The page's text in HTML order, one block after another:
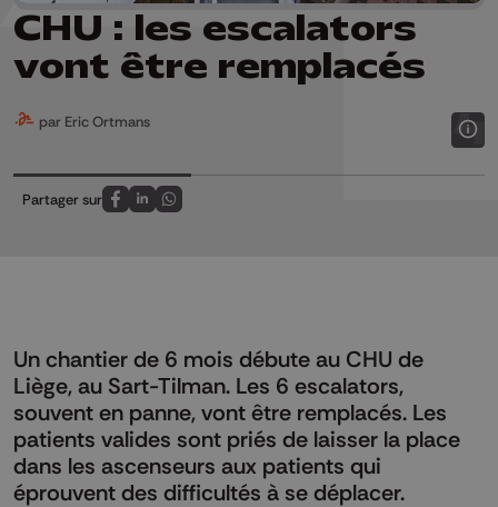
CHU : les escalators
vont être remplacés
par Eric Ortmans
Partager sur
Partagez sur FaceBook
Partagez sur LinkedIn
Partagez sur Whatsapp
Un chantier de 6 mois débute au CHU de
Liège, au Sart-Tilman. Les 6 escalators,
souvent en panne, vont être remplacés. Les
patients valides sont priés de laisser la place
dans les ascenseurs aux patients qui
éprouvent des difficultés à se déplacer.